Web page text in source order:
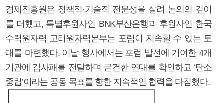
경제진흥원은 정책적·기술적 전문성을 살려 논의의 깊이
를 더했고, 특별후원사인 BNK부산은행과 후원사인 한국
수력원자력 고리원자력본부는 포럼이 지속할 수 있는 토
대를 마련했다. 이날 행사에서는 포럼 발전에 기여한 4개
기관에 감사패를 전달하며 굳건한 연대를 확인하고 ‘탄소
중립’이라는 공동 목표를 향한 지속적인 협력을 다짐했다.